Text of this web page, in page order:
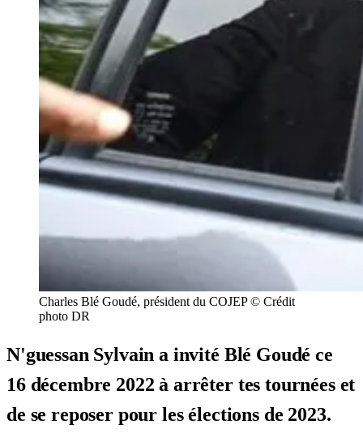
Charles Blé Goudé, président du COJEP © Crédit
photo DR
N'guessan Sylvain a invité Blé Goudé ce
16 décembre 2022 à arrêter tes tournées et
de se reposer pour les élections de 2023.